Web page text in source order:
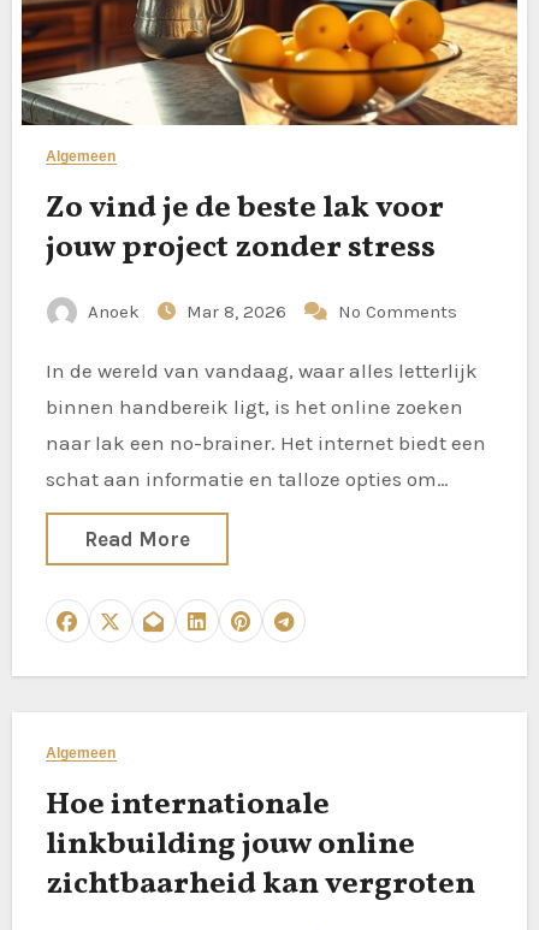
Algemeen
Zo vind je de beste lak voor
jouw project zonder stress
Anoek Mar 8, 2026 No Comments
In de wereld van vandaag, waar alles letterlijk
binnen handbereik ligt, is het online zoeken
naar lak een no-brainer. Het internet biedt een
schat aan informatie en talloze opties om…
Read More
Algemeen
Hoe internationale
linkbuilding jouw online
zichtbaarheid kan vergroten